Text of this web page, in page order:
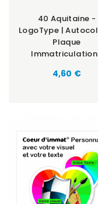
40 Aquitaine -
LogoType |
Plaque
Prix
4,60 €